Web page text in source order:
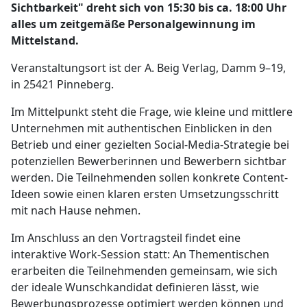
Sichtbarkeit" dreht sich von 15:30 bis ca. 18:00 Uhr
alles um zeitgemäße Personalgewinnung im
Mittelstand.
Veranstaltungsort ist der A. Beig Verlag, Damm 9–19,
in 25421 Pinneberg.
Im Mittelpunkt steht die Frage, wie kleine und mittlere
Unternehmen mit authentischen Einblicken in den
Betrieb und einer gezielten Social-Media-Strategie bei
potenziellen Bewerberinnen und Bewerbern sichtbar
werden. Die Teilnehmenden sollen konkrete Content-
Ideen sowie einen klaren ersten Umsetzungsschritt
mit nach Hause nehmen.
Im Anschluss an den Vortragsteil findet eine
interaktive Work-Session statt: An Thementischen
erarbeiten die Teilnehmenden gemeinsam, wie sich
der ideale Wunschkandidat definieren lässt, wie
Bewerbungsprozesse optimiert werden können und